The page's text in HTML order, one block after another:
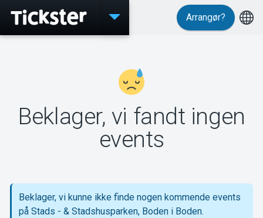
Events
MyTickster
Support
Arrangør?
Beklager, vi fandt ingen
events
Beklager, vi kunne ikke finde nogen kommende events
på Stads - & Stadshusparken, Boden i Boden.